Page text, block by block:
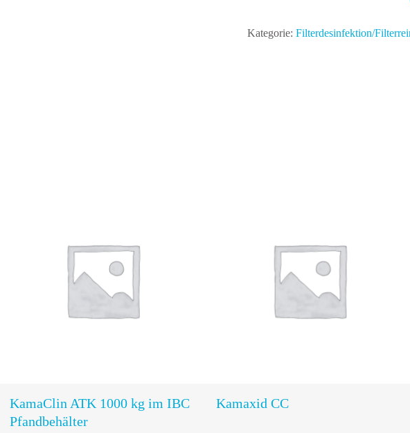
Kunststoff
Kategorie: Filterdesinfektion/
KamaClin ATK 1000 kg im IBC
Pfandbehälter
Kamaxid CC